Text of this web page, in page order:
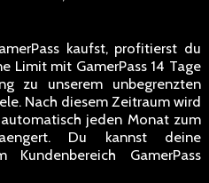
kaufst, profitierst du
Limit mit GamerPass 14 Tage
zu unserem unbegrenzten
Nach diesem Zeitraum wird
jeden Monat zum
Du kannst deine
GamerPass